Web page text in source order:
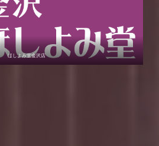
ほしよみ堂金沢店